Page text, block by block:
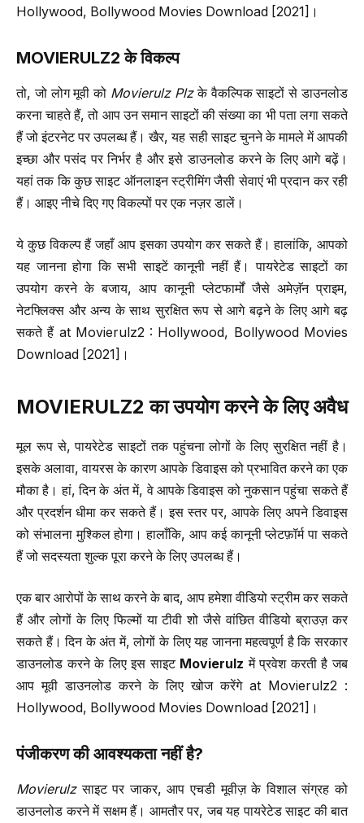
Hollywood, Bollywood Movies Download [2021]।
MOVIERULZ2के विकल्प
तो, जो लोग मूवी को Movierulz Plzके वैकल्पिक साइटों से डाउनलोड
करना चाहते हैं, तो आप उन समान साइटों की संख्या का भी पता लगा सकते
हैं जो इंटरनेट पर उपलब्ध हैं। खैर, यह सही साइट चुनने के मामले में आपकी
इच्छा और पसंद पर निर्भर है और इसे डाउनलोड करने के लिए आगे बढ़ें।
यहां तक ​​कि कुछ साइट ऑनलाइन स्ट्रीमिंग जैसी सेवाएं भी प्रदान कर रही
हैं। आइए नीचे दिए गए विकल्पों पर एक नज़र डालें।
ये कुछ विकल्प हैं जहाँ आप इसका उपयोग कर सकते हैं। हालांकि, आपको
यह जानना होगा कि सभी साइटें कानूनी नहीं हैं। पायरेटेड साइटों का
उपयोग करने के बजाय, आप कानूनी प्लेटफार्मों जैसे अमेज़ॅन प्राइम,
नेटफ्लिक्स और अन्य के साथ सुरक्षित रूप से आगे बढ़ने के लिए आगे बढ़
सकते हैं at Movierulz2 : Hollywood, Bollywood Movies
Download [2021]।
MOVIERULZ2का उपयोग करने के लिए अवैध
मूल रूप से, पायरेटेड साइटों तक पहुंचना लोगों के लिए सुरक्षित नहीं है।
इसके अलावा, वायरस के कारण आपके डिवाइस को प्रभावित करने का एक
मौका है। हां, दिन के अंत में, वे आपके डिवाइस को नुकसान पहुंचा सकते हैं
और प्रदर्शन धीमा कर सकते हैं। इस स्तर पर, आपके लिए अपने डिवाइस
को संभालना मुश्किल होगा। हालाँकि, आप कई कानूनी प्लेटफ़ॉर्म पा सकते
हैं जो सदस्यता शुल्क पूरा करने के लिए उपलब्ध हैं।
एक बार आरोपों के साथ करने के बाद, आप हमेशा वीडियो स्ट्रीम कर सकते
हैं और लोगों के लिए फिल्मों या टीवी शो जैसे वांछित वीडियो ब्राउज़ कर
सकते हैं। दिन के अंत में, लोगों के लिए यह जानना महत्वपूर्ण है कि सरकार
डाउनलोड करने के लिए इस साइट Movierulzमें प्रवेश करती है जब
आप मूवी डाउनलोड करने के लिए खोज करेंगे at Movierulz2 :
Hollywood, Bollywood Movies Download [2021]।
पंजीकरण की आवश्यकता नहीं है?
Movierulzसाइट पर जाकर, आप एचडी मूवीज़ के विशाल संग्रह को
डाउनलोड करने में सक्षम हैं। आमतौर पर, जब यह पायरेटेड साइट की बात